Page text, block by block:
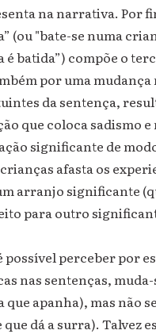
na narrativa. Por
(ou "bate-se numa
é batida”) compõe o
por uma mudança
da sentença,
que coloca sadismo
significante de
afasta os
arranjo significante
para outro
possível perceber por
nas sentenças,
que apanha), mas não
que dá a surra). Talvez